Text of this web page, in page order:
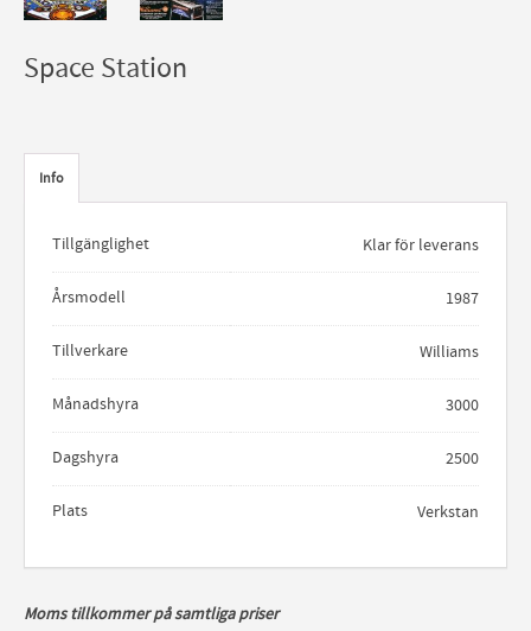
Space Station
Info
Tillgänglighet Klar för leverans
Årsmodell 1987
Tillverkare Williams
Månadshyra 3000
Dagshyra 2500
Plats Verkstan
Moms tillkommer på samtliga priser